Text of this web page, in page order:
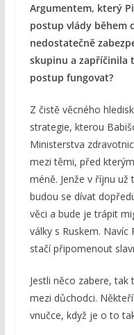
Argumentem, který
postup vlády během
nedostatečně
skupinu a zapříčinila
postup fungovat?
Z čistě věcného
strategie, kterou
Ministerstva
mezi těmi, před
méně. Jenže v říjnu
budou se dívat
věci a bude je trápit
války s Ruskem.
stačí připomenout
Jestli něco zabere,
mezi důchodci.
vnučce, když je o to